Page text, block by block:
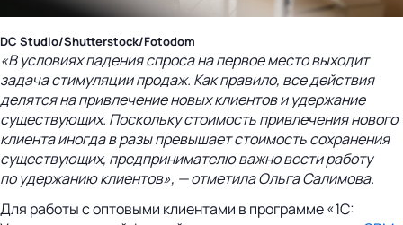
DC Studio/Shutterstock/Fotodom
«В условиях падения спроса на первое место выходит
задача стимуляции продаж. Как правило, все действия
делятся на привлечение новых клиентов и удержание
существующих. Поскольку стоимость привлечения нового
клиента иногда в разы превышает стоимость сохранения
существующих, предпринимателю важно вести работу
по удержанию клиентов», — отметила Ольга Салимова.
Для работы с оптовыми клиентами в программе «1С: